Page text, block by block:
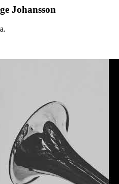
Johansson